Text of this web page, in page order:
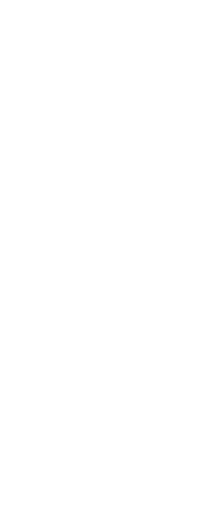
Berkualitas